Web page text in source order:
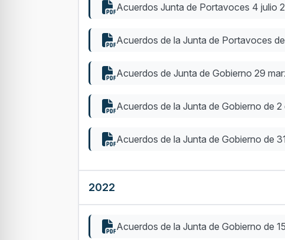
Acuerdos Junta de Portavoces 4 julio
Acuerdos de la Junta de Portavoces
Acuerdos de Junta de Gobierno 29
Acuerdos de la Junta de Gobierno de
Acuerdos de la Junta de Gobierno de
2022
Acuerdos de la Junta de Gobierno de